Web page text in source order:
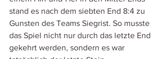
stand es nach dem siebten End 8:4 zu
Gunsten des Teams Siegrist. So musste
das Spiel nicht nur durch das letzte End
gekehrt werden, sondern es war